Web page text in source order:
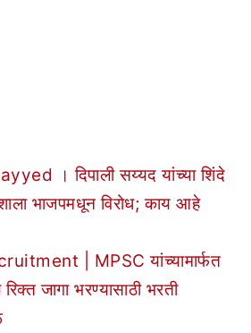
। दिपाली सय्यद यांच्या शिंदे
भाजपमधून विरोध; काय आहे
| MPSC यांच्यामार्फत
रिक्त जागा भरण्यासाठी भरती